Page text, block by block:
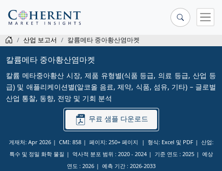
산업 보고서 칼륨메타 중아황산염마켓
칼륨메타 중아황산염마켓
칼륨 메타중아황산 시장, 제품 유형별(식품 등급, 의료 등급, 산업 등
급) 및 애플리케이션별(알코올 음료, 제약, 식품, 섬유, 기타) – 글로벌
산업 통찰, 동향, 전망 및 기회 분석
무료 샘플 다운로드
게재처: Apr 2026 CMI: 858 페이지: 250+ 페이지 형식: Excel 및 PDF
산업:
특수 및 정밀 화학 물질
역사적 분포 범위 : 2020 - 2024 기준 연도 : 2025
예상
연도 : 2026 예측 기간 : 2026-2033